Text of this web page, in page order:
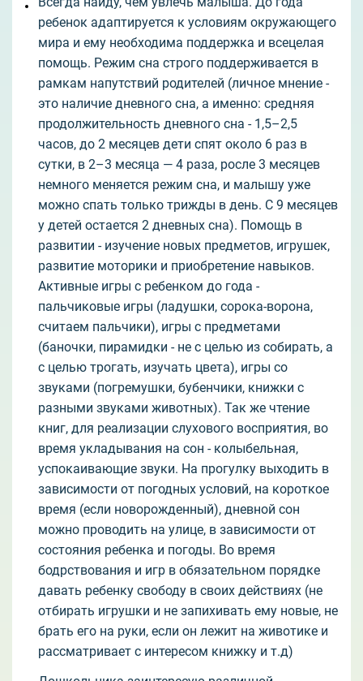
ребенок адаптируется к условиям окружающего
мира и ему необходима поддержка и всецелая
помощь. Режим сна строго поддерживается в
рамкам напутствий родителей (личное мнение -
это наличие дневного сна, а именно: средняя
продолжительность дневного сна - 1,5–2,5
часов, до 2 месяцев дети спят около 6 раз в
сутки, в 2–3 месяца — 4 раза, росле 3 месяцев
немного меняется режим сна, и малышу уже
можно спать только трижды в день. С 9 месяцев
у детей остается 2 дневных сна). Помощь в
развитии - изучение новых предметов, игрушек,
развитие моторики и приобретение навыков.
Активные игры с ребенком до года -
пальчиковые игры (ладушки, сорока-ворона,
считаем пальчики), игры с предметами
(баночки, пирамидки - не с целью из собирать, а
с целью трогать, изучать цвета), игры со
звуками (погремушки, бубенчики, книжки с
разными звуками животных). Так же чтение
книг, для реализации слухового восприятия, во
время укладывания на сон - колыбельная,
успокаивающие звуки. На прогулку выходить в
зависимости от погодных условий, на короткое
время (если новорожденный), дневной сон
можно проводить на улице, в зависимости от
состояния ребенка и погоды. Во время
бодрствования и игр в обязательном порядке
давать ребенку свободу в своих действиях (не
отбирать игрушки и не запихивать ему новые, не
брать его на руки, если он лежит на животике и
рассматривает с интересом книжку и т.д)